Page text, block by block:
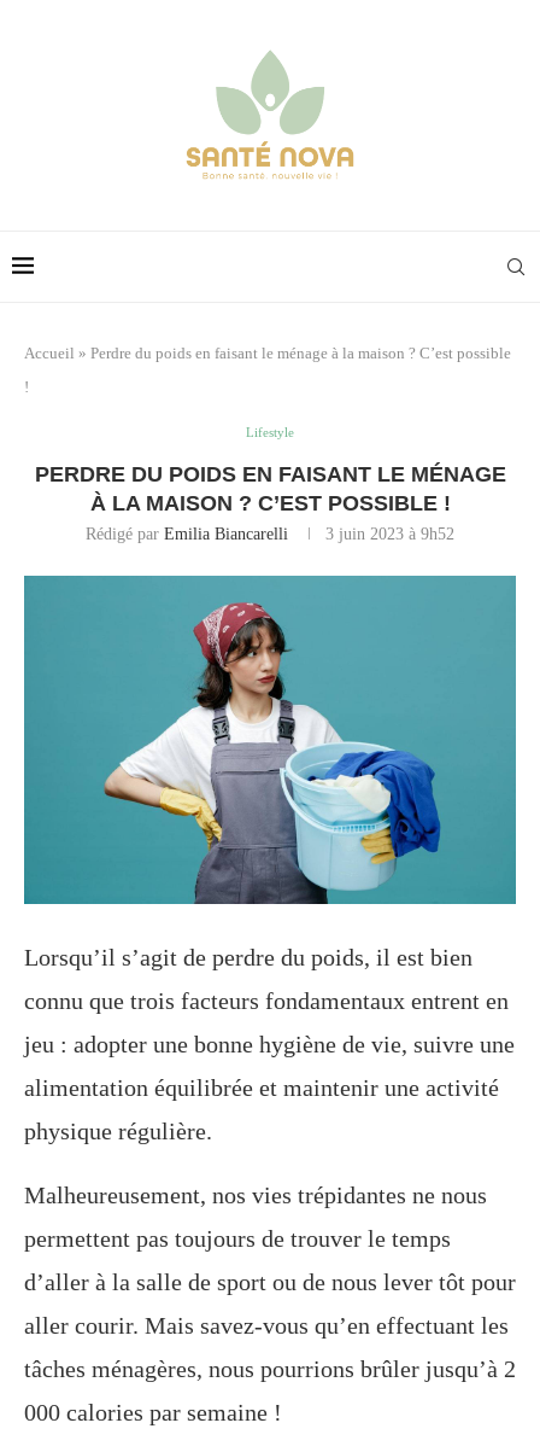
Accueil » Perdre du poids en faisant le ménage à la maison ? C’est possible
!
Lifestyle
PERDRE DU POIDS EN FAISANT LE MÉNAGE
À LA MAISON ? C’EST POSSIBLE !
Rédigé par Emilia Biancarelli 3 juin 2023 à 9h52
Lorsqu’il s’agit de perdre du poids, il est bien
connu que trois facteurs fondamentaux entrent en
jeu : adopter une bonne hygiène de vie, suivre une
alimentation équilibrée et maintenir une activité
physique régulière.
Malheureusement, nos vies trépidantes ne nous
permettent pas toujours de trouver le temps
d’aller à la salle de sport ou de nous lever tôt pour
aller courir. Mais savez-vous qu’en effectuant les
tâches ménagères, nous pourrions brûler jusqu’à 2
000 calories par semaine !